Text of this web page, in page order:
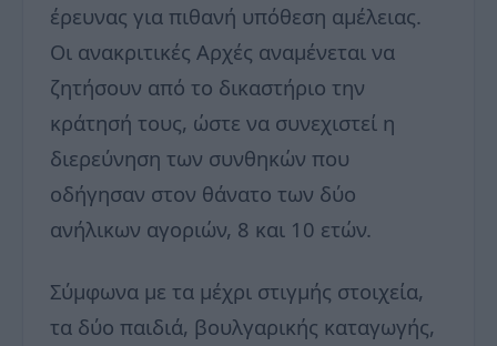
έρευνας για πιθανή υπόθεση αμέλειας.
Οι ανακριτικές Αρχές αναμένεται να
ζητήσουν από το δικαστήριο την
κράτησή τους, ώστε να συνεχιστεί η
διερεύνηση των συνθηκών που
οδήγησαν στον θάνατο των δύο
ανήλικων αγοριών, 8 και 10 ετών.
Σύμφωνα με τα μέχρι στιγμής στοιχεία,
τα δύο παιδιά, βουλγαρικής καταγωγής,